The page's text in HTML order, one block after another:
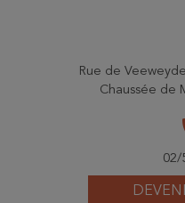
Rue de
Chaussée de
02/